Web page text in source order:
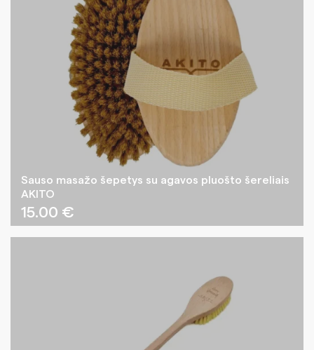
Sauso masažo šepetys su agavos pluošto šereliais
AKITO
15.00 €